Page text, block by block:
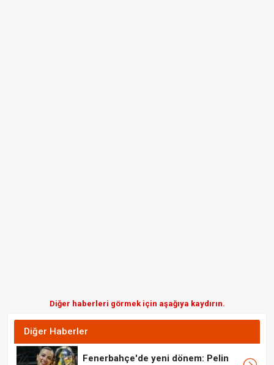
Diğer haberleri görmek için aşağıya kaydırın.
Diğer Haberler
Fenerbahçe'de yeni dönem: Pelin